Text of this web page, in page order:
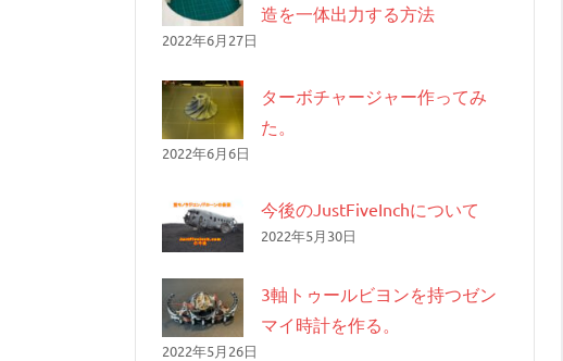
造を一体出力する方法
2022年6月27日
ターボチャージャー作ってみ
た。
2022年6月6日
今後のJustFiveInchについて
2022年5月30日
3軸トゥールビヨンを持つゼン
マイ時計を作る。
2022年5月26日